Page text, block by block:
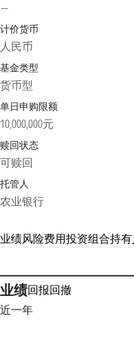
—
计价货币
人民币
基金类型
货币型
单日申购限额
10,000,000元
赎回状态
可赎回
托管人
农业银行
业绩风险费用投资组合持有
业绩回报回撤
近一年